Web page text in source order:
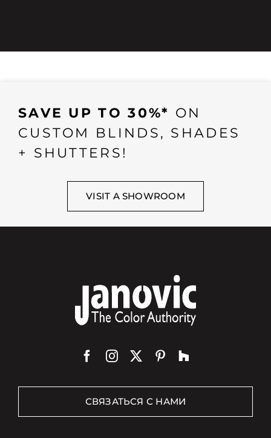
SAVE UP TO 30%* ON
CUSTOM BLINDS, SHADES
+ SHUTTERS!
VISIT A SHOWROOM
СВЯЗАТЬСЯ С НАМИ